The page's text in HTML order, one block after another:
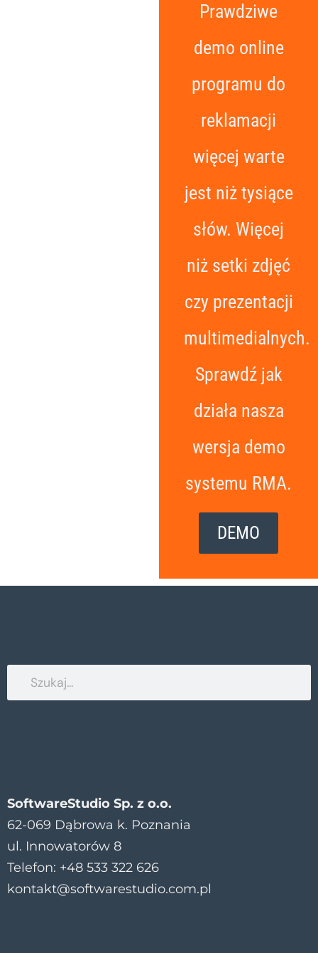
Prawdziwe
demo online
programu do
reklamacji
więcej warte
jest niż tysiące
słów. Więcej
niż setki zdjęć
czy prezentacji
multimedialnych.
Sprawdź jak
działa nasza
wersja demo
systemu RMA.
DEMO
SoftwareStudio Sp. z o.o.
62-069 Dąbrowa k. Poznania
ul. Innowatorów 8
Telefon: +48 533 322 626
kontakt@softwarestudio.com.pl